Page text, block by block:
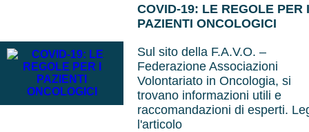
COVID-19: LE REGOLE PER I
PAZIENTI ONCOLOGICI
Sul sito della F.A.V.O. –
Federazione Associazioni
Volontariato in Oncologia, si
trovano informazioni utili e
raccomandazioni di esperti.
l'articolo